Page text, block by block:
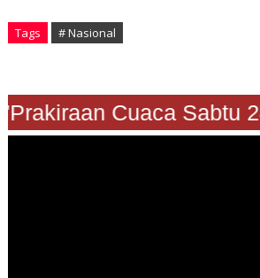
Tags # Nasional
Cuaca Sabtu